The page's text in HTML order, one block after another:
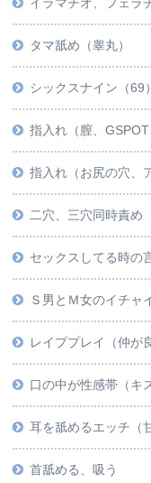
タマ舐め（睾丸）
シックスナイン（69）
指入れ（膣、GSPOT
指入れ（お尻の穴、
二穴、三穴同時責め
セックスしてる時の
Ｓ男とＭ女のイチャ
レイププレイ（仲が
口の中が性感帯（キ
耳を舐めるエッチ（
首舐める、吸う